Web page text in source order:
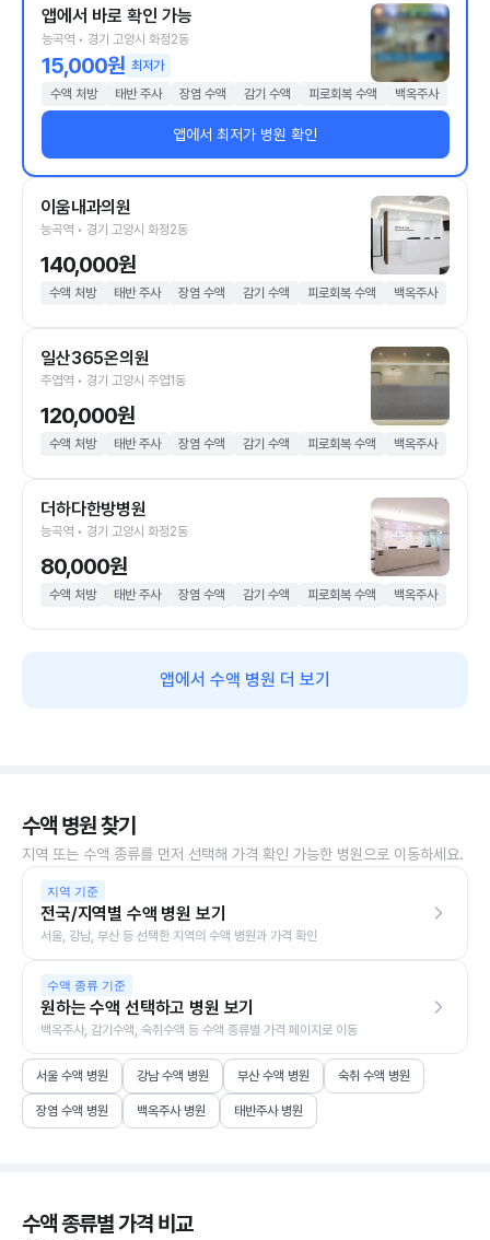
앱에서 바로 확인 가능
능곡역 • 경기 고양시 화정2동
15,000원 최저가
수액 처방
태반 주사 장염 수액 감기 수액 피로회복 수액 백옥주사
앱에서 최저가 병원 확인
이움내과의원
능곡역 • 경기 고양시 화정2동
140,000원
수액 처방 태반 주사 장염 수액 감기 수액 피로회복 수액 백옥주사
일산365온의원
주엽역 • 경기 고양시 주엽1동
120,000원
수액 처방 태반 주사 장염 수액 감기 수액 피로회복 수액 백옥주사
더하다한방병원
능곡역 • 경기 고양시 화정2동
80,000원
수액 처방 태반 주사 장염 수액 감기 수액 피로회복 수액 백옥주사
앱에서 수액 병원 더 보기
수액 병원 찾기
지역 또는 수액 종류를 먼저 선택해 가격 확인 가능한 병원으로 이동하세요.
지역 기준
전국/지역별 수액 병원 보기
서울, 강남, 부산 등 선택한 지역의 수액 병원과 가격 확인
수액 종류 기준
원하는 수액 선택하고 병원 보기
백옥주사, 감기수액, 숙취수액 등 수액 종류별 가격 페이지로 이동
서울 수액 병원 강남 수액 병원 부산 수액 병원 숙취 수액 병원
장염 수액 병원 백옥주사 병원 태반주사 병원
수액 종류별 가격 비교